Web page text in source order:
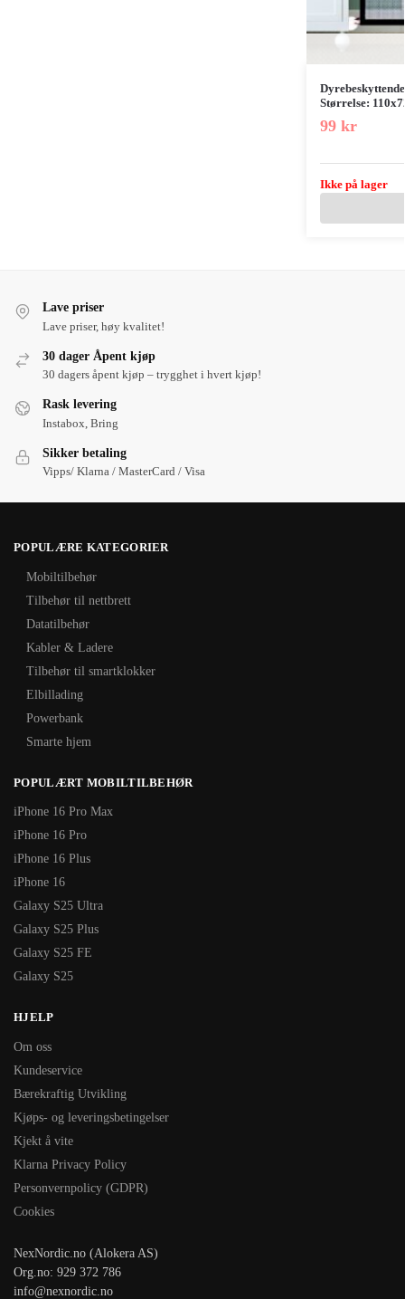
Størrelse:
99 kr
Ikke på lager
Lave priser
Lave priser, høy kvalitet!
30 dager Åpent kjøp
30 dagers åpent kjøp – trygghet i hvert kjøp!
Rask levering
Instabox, Bring
Sikker betaling
Vipps/ Klarna / MasterCard / Visa
POPULÆRE KATEGORIER
Mobiltilbehør
Tilbehør til nettbrett
Datatilbehør
Kabler & Ladere
Tilbehør til smartklokker
Elbillading
Powerbank
Smarte hjem
POPULÆRT MOBILTILBEHØR
iPhone 16 Pro Max
iPhone 16 Pro
iPhone 16 Plus
iPhone 16
Galaxy S25 Ultra
Galaxy S25 Plus
Galaxy S25 FE
Galaxy S25
HJELP
Om oss
Kundeservice
Bærekraftig Utvikling
Kjøps- og leveringsbetingelser
Kjekt å vite
Klarna Privacy Policy
Personvernpolicy (GDPR)
Cookies
NexNordic.no (Alokera AS)
Org.no: 929 372 786
info@nexnordic.no